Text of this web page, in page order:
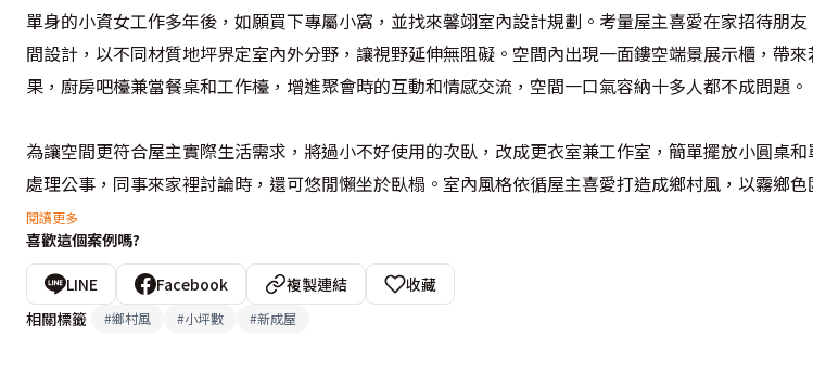
單身的小資女工作多年後，如願買下專屬小窩，並找來馨翊室內設計規劃。考量屋主喜愛在家招待朋
間設計，以不同材質地坪界定室內外分野，讓視野延伸無阻礙。空間內出現一面鏤空端景展示櫃，帶
果，廚房吧檯兼當餐桌和工作檯，增進聚會時的互動和情感交流，空間一口氣容納十多人都不成問題。
為讓空間更符合屋主實際生活需求，將過小不好使用的次臥，改成更衣室兼工作室，簡單擺放小圓桌
處理公事，同事來家裡討論時，還可悠閒懶坐於臥榻。室內風格依循屋主喜愛打造成鄉村風，以霧鄉
漫和甜美氣息，局部施作彩色文化石牆，搭配帶點灰綠色系的家飾軟件，以及古典純白色櫃子，增加色
覺上形成呼應。
閱讀更多
喜歡這個案例嗎?
LINE Facebook 複製連結
收藏
相關標籤
#鄉村風 #小坪數 #新成屋